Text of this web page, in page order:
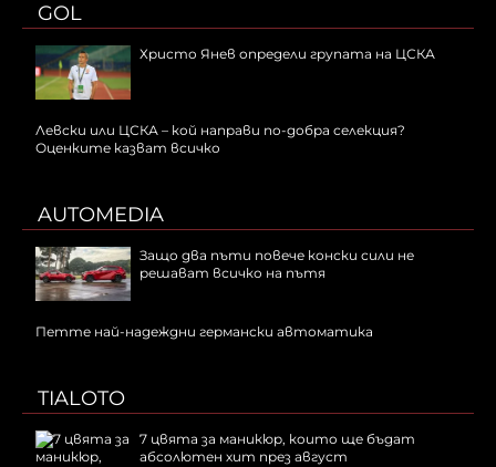
GOL
Христо Янев определи групата на ЦСКА
Левски или ЦСКА – кой направи по-добра селекция?
Оценките казват всичко
AUTOMEDIA
Защо два пъти повече конски сили не
решават всичко на пътя
Петте най-надеждни германски автоматика
TIALOTO
7 цвята за маникюр, които ще бъдат
абсолютен хит през август